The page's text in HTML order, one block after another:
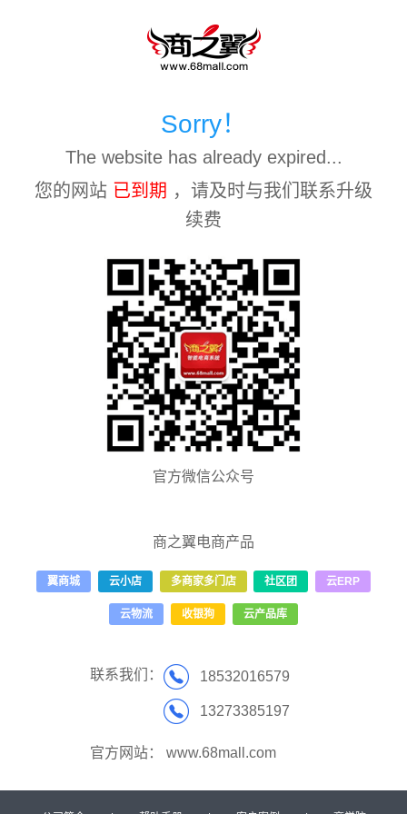
Sorry！
The website has already expired...
您的网站 已到期 ，请及时与我们联系升级
续费
官方微信公众号
商之翼电商产品
翼商城 云小店 多商家多门店 社区团 云ERP
云物流 收银狗 云产品库
联系我们： 18532016579
13273385197
官方网站： www.68mall.com